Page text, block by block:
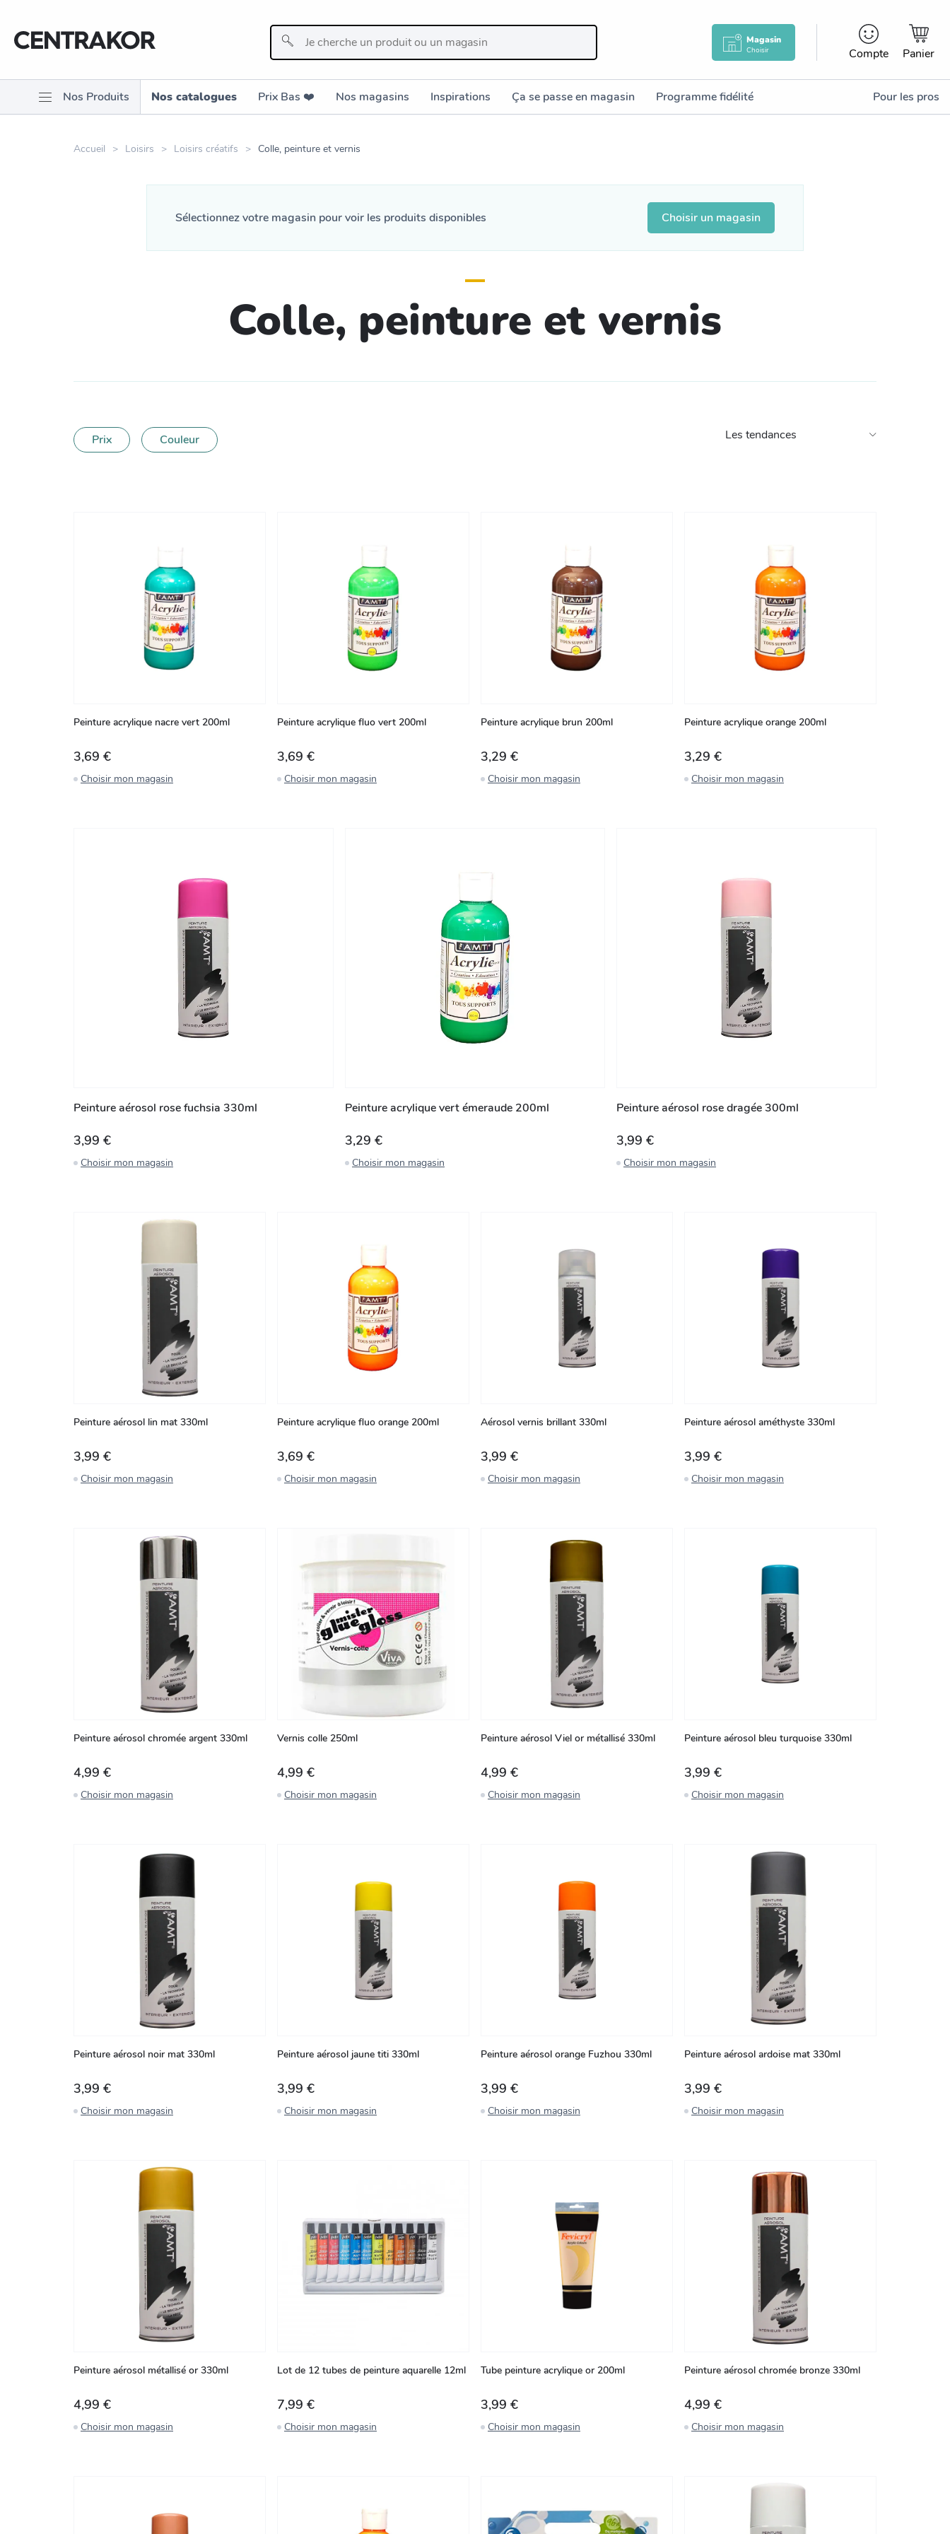
Magasin
Choisir Compte Panier
Nos Produits Nos catalogues Prix Bas ❤️️ Nos magasins Inspirations Ça se passe en magasin Programme fidélité Pour les pros
Accueil Loisirs Loisirs créatifs Colle, peinture et vernis
Sélectionnez votre magasin pour voir les produits disponibles Choisir un magasin
Colle, peinture et vernis
Prix Couleur
Peinture acrylique nacre vert 200ml
3,69 €
Choisir mon magasin
Peinture acrylique fluo vert 200ml
3,69 €
Choisir mon magasin
Peinture acrylique brun 200ml
3,29 €
Choisir mon magasin
Peinture acrylique orange 200ml
3,29 €
Choisir mon magasin
Peinture aérosol rose fuchsia 330ml
3,99 €
Choisir mon magasin
Peinture acrylique vert émeraude 200ml
3,29 €
Choisir mon magasin
Peinture aérosol rose dragée 300ml
3,99 €
Choisir mon magasin
Peinture aérosol lin mat 330ml
3,99 €
Choisir mon magasin
Peinture acrylique fluo orange 200ml
3,69 €
Choisir mon magasin
Aérosol vernis brillant 330ml
3,99 €
Choisir mon magasin
Peinture aérosol améthyste 330ml
3,99 €
Choisir mon magasin
Peinture aérosol chromée argent 330ml
4,99 €
Choisir mon magasin
Vernis colle 250ml
4,99 €
Choisir mon magasin
Peinture aérosol Viel or métallisé 330ml
4,99 €
Choisir mon magasin
Peinture aérosol bleu turquoise 330ml
3,99 €
Choisir mon magasin
Peinture aérosol noir mat 330ml
3,99 €
Choisir mon magasin
Peinture aérosol jaune titi 330ml
3,99 €
Choisir mon magasin
Peinture aérosol orange Fuzhou 330ml
3,99 €
Choisir mon magasin
Peinture aérosol ardoise mat 330ml
3,99 €
Choisir mon magasin
Peinture aérosol métallisé or 330ml
4,99 €
Choisir mon magasin
Lot de 12 tubes de peinture aquarelle 12ml
7,99 €
Choisir mon magasin
Tube peinture acrylique or 200ml
3,99 €
Choisir mon magasin
Peinture aérosol chromée bronze 330ml
4,99 €
Choisir mon magasin